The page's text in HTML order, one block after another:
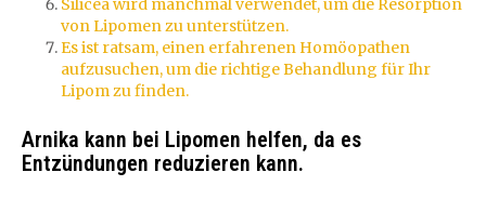
von Lipomen zu unterstützen.
Es ist ratsam, einen erfahrenen Homöopathen
aufzusuchen, um die richtige Behandlung für Ihr
Lipom zu finden.
Arnika kann bei Lipomen helfen, da es
Entzündungen reduzieren kann.